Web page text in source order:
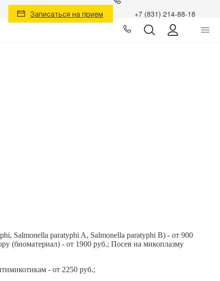
Записаться на прием +7 (831) 214-88-18
Личный
Salmonella paratyphi A, Salmonella paratyphi B) - от 900
(биоматериал) - от 1900 руб.; Посев на микоплазму
- от 2250 руб.;